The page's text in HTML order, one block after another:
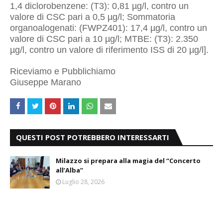
1,4 diclorobenzene: (T3): 0,81 µg/l, contro un
valore di CSC pari a 0,5 µg/l; Sommatoria
organoalogenati: (FWPZ401): 17,4 µg/l, contro un
valore di CSC pari a 10 µg/l; MTBE: (T3): 2.350
µg/l, contro un valore di riferimento ISS di 20 µg/l].
Riceviamo e Pubblichiamo
Giuseppe Marano
QUESTI POST POTREBBERO INTERESSARTI
Milazzo si prepara alla magia del “Concerto
all’Alba”
Luglio 28, 2026